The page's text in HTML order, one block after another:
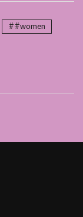
##women